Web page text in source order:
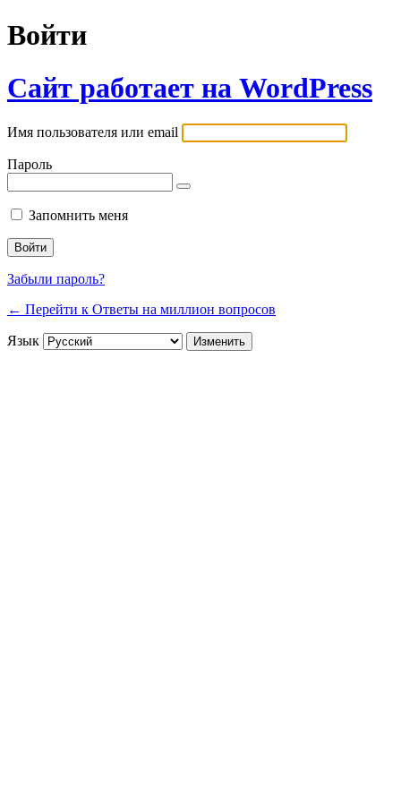
Войти
Сайт работает на WordPress
Имя пользователя или email
Пароль
Запомнить меня
Забыли пароль?
← Перейти к Ответы на миллион вопросов
Язык